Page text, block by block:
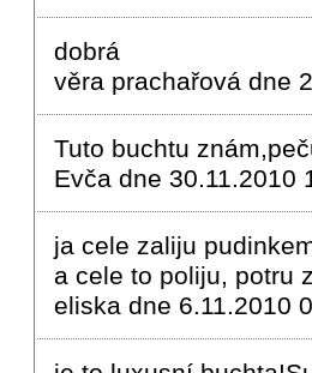
dobrá
věra prachařová dne
Tuto buchtu
Evča dne 30.11.2010
ja cele zaliju
a cele to poliju, potru
eliska dne 6.11.2010